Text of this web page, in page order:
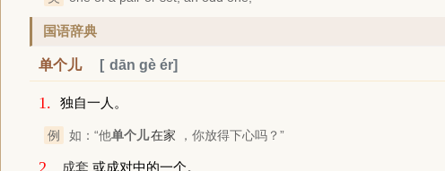
国语辞典
单个儿 dān gè ér
1. 独自一人。
例 如：“他单个儿在家 ，你放得下心吗？”
2. 成套 或成对中的一个。